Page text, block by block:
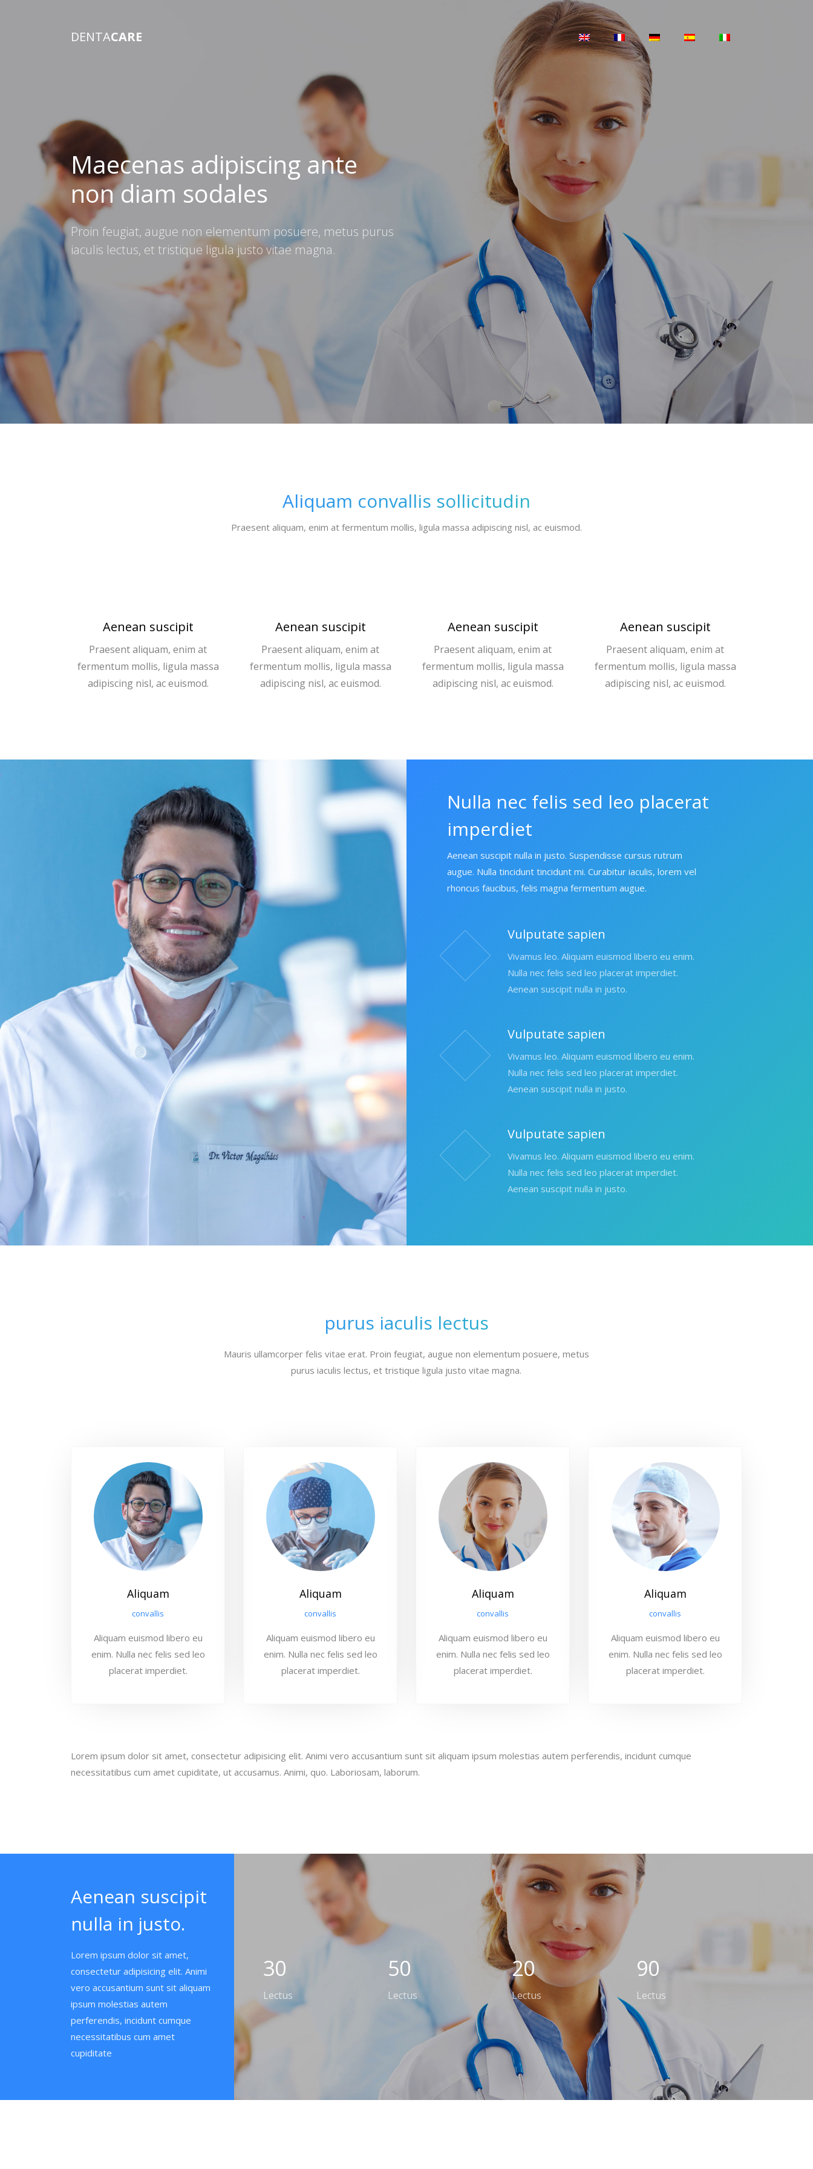
DENTACARE
Maecenas adipiscing ante
non diam sodales
Proin feugiat, augue non elementum posuere, metus purus
iaculis lectus, et tristique ligula justo vitae magna.
Aliquam convallis sollicitudin
Praesent aliquam, enim at fermentum mollis, ligula massa adipiscing nisl, ac euismod.
Aenean suscipit
Praesent aliquam, enim at
fermentum mollis, ligula massa
adipiscing nisl, ac euismod.
Aenean suscipit
Praesent aliquam, enim at
fermentum mollis, ligula massa
adipiscing nisl, ac euismod.
Aenean suscipit
Praesent aliquam, enim at
fermentum mollis, ligula massa
adipiscing nisl, ac euismod.
Aenean suscipit
Praesent aliquam, enim at
fermentum mollis, ligula massa
adipiscing nisl, ac euismod.
Nulla nec felis sed leo placerat
imperdiet
Aenean suscipit nulla in justo. Suspendisse cursus rutrum
augue. Nulla tincidunt tincidunt mi. Curabitur iaculis, lorem vel
rhoncus faucibus, felis magna fermentum augue.
Vulputate sapien
Vivamus leo. Aliquam euismod libero eu enim.
Nulla nec felis sed leo placerat imperdiet.
Aenean suscipit nulla in justo.
Vulputate sapien
Vivamus leo. Aliquam euismod libero eu enim.
Nulla nec felis sed leo placerat imperdiet.
Aenean suscipit nulla in justo.
Vulputate sapien
Vivamus leo. Aliquam euismod libero eu enim.
Nulla nec felis sed leo placerat imperdiet.
Aenean suscipit nulla in justo.
purus iaculis lectus
Mauris ullamcorper felis vitae erat. Proin feugiat, augue non elementum posuere, metus
purus iaculis lectus, et tristique ligula justo vitae magna.
Aliquam
convallis
Aliquam euismod libero eu
enim. Nulla nec felis sed leo
placerat imperdiet.
Aliquam
convallis
Aliquam euismod libero eu
enim. Nulla nec felis sed leo
placerat imperdiet.
Aliquam
convallis
Aliquam euismod libero eu
enim. Nulla nec felis sed leo
placerat imperdiet.
Aliquam
convallis
Aliquam euismod libero eu
enim. Nulla nec felis sed leo
placerat imperdiet.
Lorem ipsum dolor sit amet, consectetur adipisicing elit. Animi vero accusantium sunt sit aliquam ipsum molestias autem perferendis, incidunt cumque
necessitatibus cum amet cupiditate, ut accusamus. Animi, quo. Laboriosam, laborum.
Aenean suscipit
nulla in justo.
Lorem ipsum dolor sit amet,
consectetur adipisicing elit. Animi
vero accusantium sunt sit aliquam
ipsum molestias autem
perferendis, incidunt cumque
necessitatibus cum amet
cupiditate
30
Lectus
50
Lectus
20
Lectus
90
Lectus